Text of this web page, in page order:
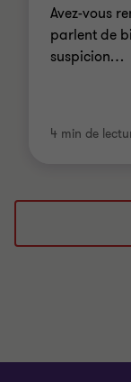
Avez-vous
parlent de
suspicion…
4 min de